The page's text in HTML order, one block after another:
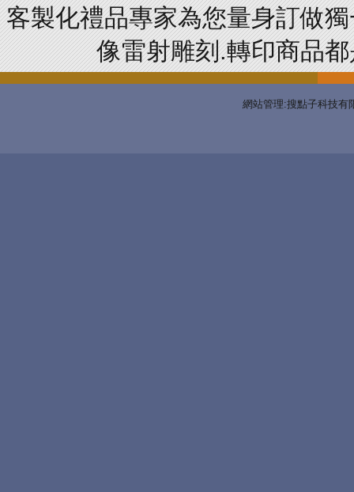
客製化禮品專家為您量身訂做
像雷射雕刻.轉印商品
網站管理:搜點子科技有